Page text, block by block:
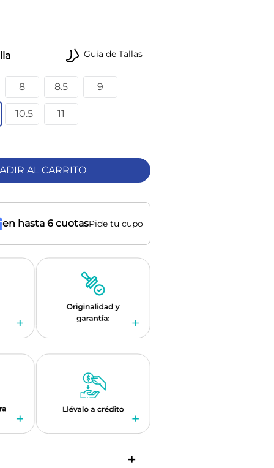
Guía de Tallas
10.5 11
8 8.5 9
AL CARRITO
en hasta 6 cuotasPide tu cupo
+